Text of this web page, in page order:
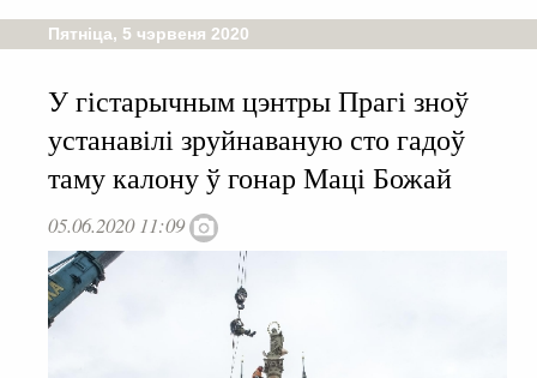
Пятніца, 5 чэрвеня 2020
У гістарычным цэнтры Прагі зноў
устанавілі зруйнаваную сто гадоў
таму калону ў гонар Маці Божай
05.06.2020 11:09